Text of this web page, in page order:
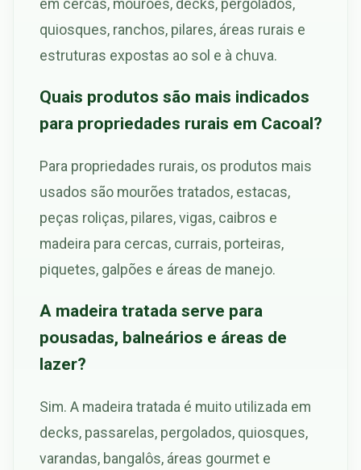
em cercas, mourões, decks, pergolados,
quiosques, ranchos, pilares, áreas rurais e
estruturas expostas ao sol e à chuva.
Quais produtos são mais indicados
para propriedades rurais em Cacoal?
Para propriedades rurais, os produtos mais
usados são mourões tratados, estacas,
peças roliças, pilares, vigas, caibros e
madeira para cercas, currais, porteiras,
piquetes, galpões e áreas de manejo.
A madeira tratada serve para
pousadas, balneários e áreas de
lazer?
Sim. A madeira tratada é muito utilizada em
decks, passarelas, pergolados, quiosques,
varandas, bangalôs, áreas gourmet e